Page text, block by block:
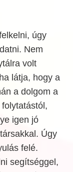
úgy
Nem
volt
látja, hogy a
a dolgom a
igen jó
Úgy
felé.
segítséggel,